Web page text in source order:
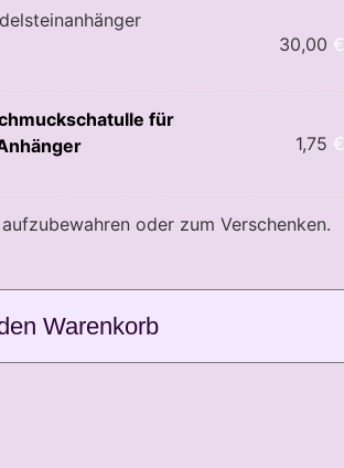
30,00 €
für
1,75 €
oder zum Verschenken.
Warenkorb